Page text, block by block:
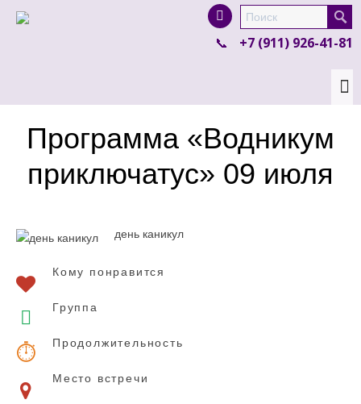
product in a size size .
colour items.
+7 (911) 926-41-81
Программа «Водникум
приключатус» 09 июля
день каникул
Кому понравится
Группа
Продолжительность
Место встречи